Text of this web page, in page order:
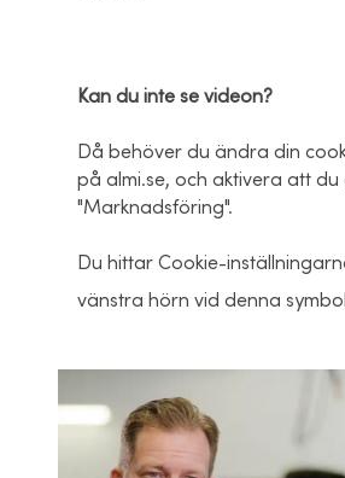
Kan du inte se videon?
Då behöver du ändra din
på almi.se, och aktivera att
"Marknadsföring".
Du hittar Cookie-
vänstra hörn vid denna